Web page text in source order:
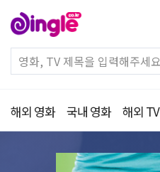
해외 영화 국내 영화 해외 TV